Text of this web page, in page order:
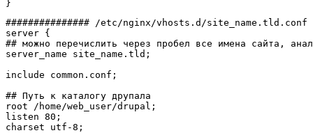
}
############### /etc/nginx/vhosts.d/site_name.tld.conf
server {
## можно перечислить через пробел все имена сайта,
server_name site_name.tld;
include common.conf;
## Путь к каталогу друпала
root
/ home /web_user/drupal;
listen 80 ;
charset utf-8 ;